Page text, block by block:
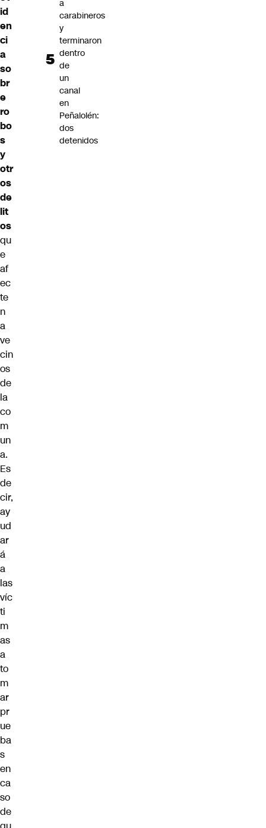
id
en
ci
a
so
br
e
ro
bo
s
y
otr
os
de
lit
os
qu
e
af
ec
te
n
a
ve
cin
os
de
la
co
m
un
a.
Es
de
cir,
ay
ud
ar
á
a
las
víc
ti
m
as
a
to
m
ar
pr
ue
ba
s
en
ca
so
de
a
carabineros
y
terminaron
dentro
de
un
canal
en
Peñalolén:
dos
detenidos